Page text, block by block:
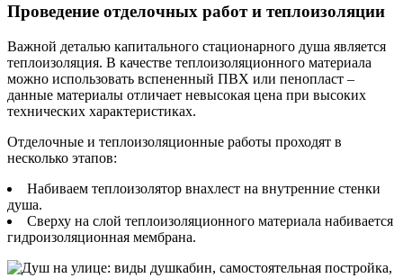
Проведение отделочных работ и теплоизоляции
Важной деталью капитального стационарного душа является
теплоизоляция. В качестве теплоизоляционного материала
можно использовать вспененный ПВХ или пенопласт –
данные материалы отличает невысокая цена при высоких
технических характеристиках.
Отделочные и теплоизоляционные работы проходят в
несколько этапов:
Набиваем теплоизолятор внахлест на внутренние стенки
душа.
Сверху на слой теплоизоляционного материала набивается
гидроизоляционная мембрана.